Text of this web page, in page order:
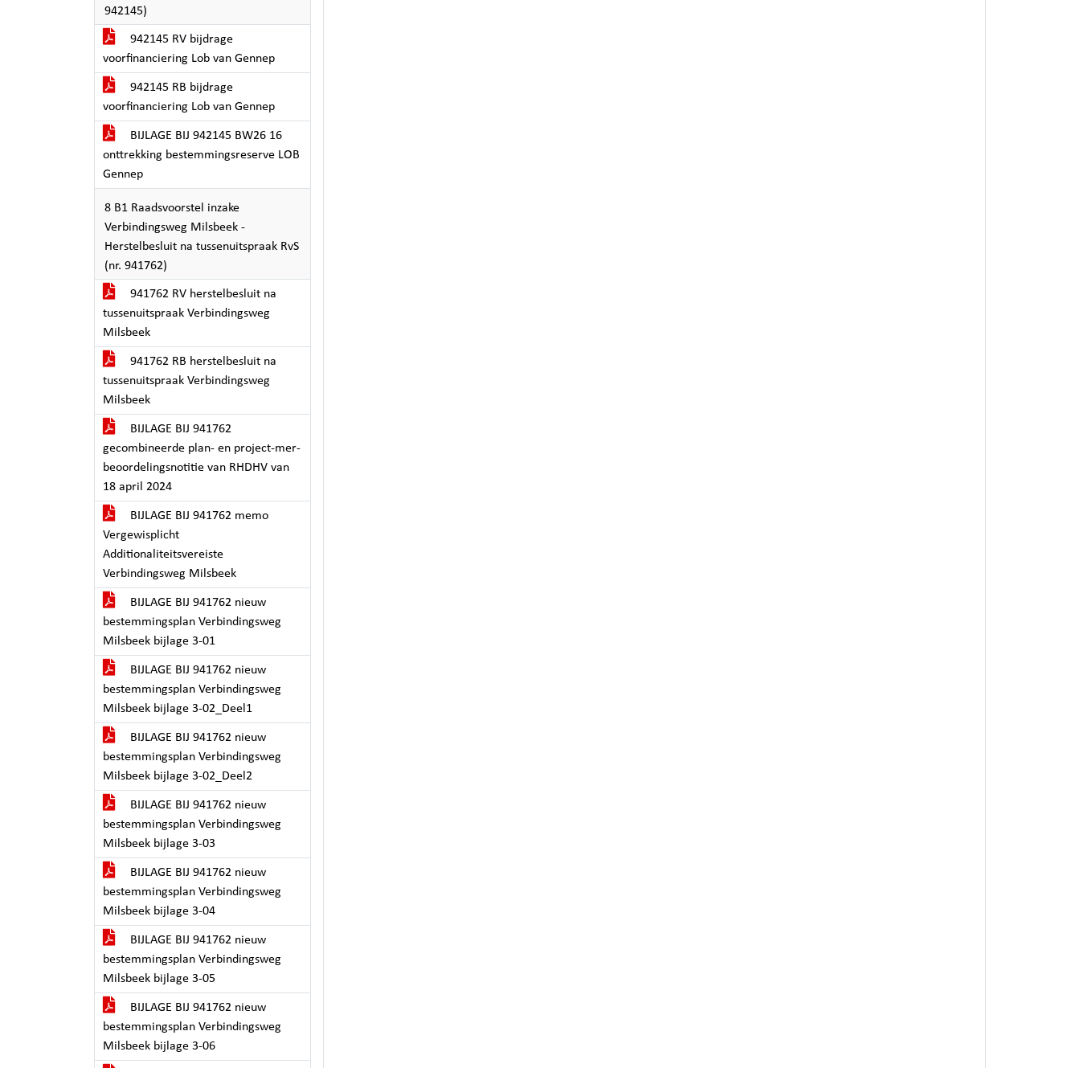
942145)
942145 RV bijdrage
voorfinanciering Lob van Gennep
942145 RB bijdrage
voorfinanciering Lob van Gennep
BIJLAGE BIJ 942145 BW26 16
onttrekking bestemmingsreserve LOB
Gennep
8 B1 Raadsvoorstel inzake
Verbindingsweg Milsbeek -
Herstelbesluit na tussenuitspraak RvS
(nr. 941762)
941762 RV herstelbesluit na
tussenuitspraak Verbindingsweg
Milsbeek
941762 RB herstelbesluit na
tussenuitspraak Verbindingsweg
Milsbeek
BIJLAGE BIJ 941762
gecombineerde plan- en project-mer-
beoordelingsnotitie van RHDHV van
18 april 2024
BIJLAGE BIJ 941762 memo
Vergewisplicht
Additionaliteitsvereiste
Verbindingsweg Milsbeek
BIJLAGE BIJ 941762 nieuw
bestemmingsplan Verbindingsweg
Milsbeek bijlage 3-01
BIJLAGE BIJ 941762 nieuw
bestemmingsplan Verbindingsweg
Milsbeek bijlage 3-02_Deel1
BIJLAGE BIJ 941762 nieuw
bestemmingsplan Verbindingsweg
Milsbeek bijlage 3-02_Deel2
BIJLAGE BIJ 941762 nieuw
bestemmingsplan Verbindingsweg
Milsbeek bijlage 3-03
BIJLAGE BIJ 941762 nieuw
bestemmingsplan Verbindingsweg
Milsbeek bijlage 3-04
BIJLAGE BIJ 941762 nieuw
bestemmingsplan Verbindingsweg
Milsbeek bijlage 3-05
BIJLAGE BIJ 941762 nieuw
bestemmingsplan Verbindingsweg
Milsbeek bijlage 3-06